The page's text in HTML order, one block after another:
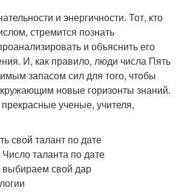
и энергичности. Тот, кто
стремится познать
и объяснить его
И, как правило, люди числа Пять
запасом сил для того, чтобы
новые горизонты знаний.
ученые, учителя,